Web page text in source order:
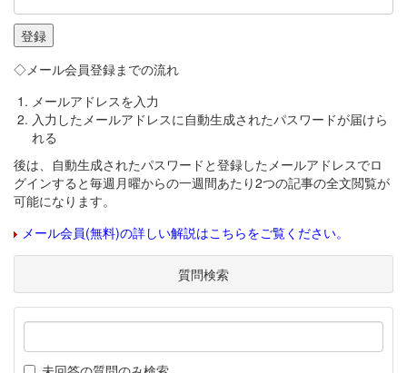
◇メール会員登録までの流れ
メールアドレスを入力
入力したメールアドレスに自動生成されたパスワードが届けら
れる
後は、自動生成されたパスワードと登録したメールアドレスでロ
グインすると毎週月曜からの一週間あたり2つの記事の全文閲覧が
可能になります。
メール会員(無料)の詳しい解説はこちらをご覧ください。
質問検索